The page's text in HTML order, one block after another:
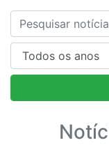
Nome